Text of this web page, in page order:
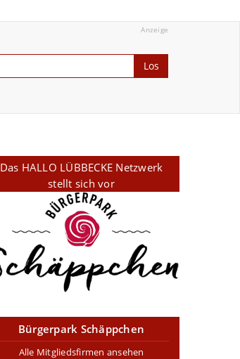
Anzeige
Los
Das HALLO LÜBBECKE Netzwerk
stellt sich vor
Bürgerpark Schäppchen
Alle Mitgliedsfirmen ansehen